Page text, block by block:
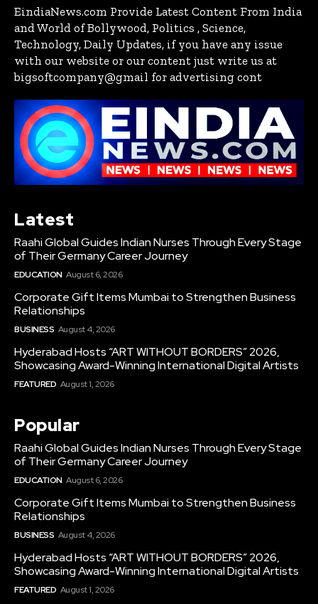
EindiaNews.com Provide Latest Content From India
and World of Bollywood, Politics , Science,
Technology, Daily Updates, if you have any issue
with our website or our content just write us at
bigsoftcompany@gmail for advertising cont
Latest
Raahi Global Guides Indian Nurses Through Every Stage
of Their Germany Career Journey
EDUCATION August 6, 2026
Corporate Gift Items Mumbai to Strengthen Business
Relationships
BUSINESS August 4, 2026
Hyderabad Hosts “ART WITHOUT BORDERS” 2026,
Showcasing Award-Winning International Digital Artists
FEATURED August 1, 2026
Popular
Raahi Global Guides Indian Nurses Through Every Stage
of Their Germany Career Journey
EDUCATION August 6, 2026
Corporate Gift Items Mumbai to Strengthen Business
Relationships
BUSINESS August 4, 2026
Hyderabad Hosts “ART WITHOUT BORDERS” 2026,
Showcasing Award-Winning International Digital Artists
FEATURED August 1, 2026